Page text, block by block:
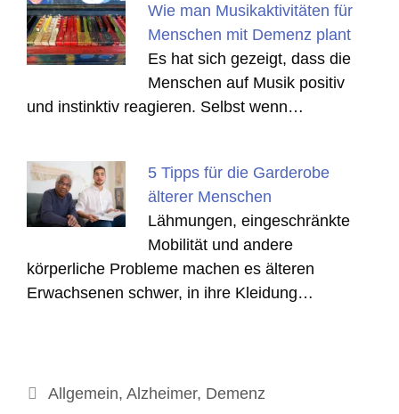
Wie man Musikaktivitäten für
Menschen mit Demenz plant
Es hat sich gezeigt, dass die
Menschen auf Musik positiv
und instinktiv reagieren. Selbst wenn…
5 Tipps für die Garderobe
älterer Menschen
Lähmungen, eingeschränkte
Mobilität und andere
körperliche Probleme machen es älteren
Erwachsenen schwer, in ihre Kleidung…
Kategorien
Allgemein, Alzheimer, Demenz